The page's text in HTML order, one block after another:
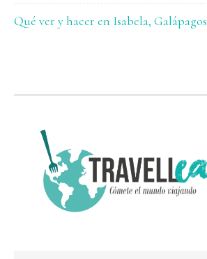
Qué ver y hacer en Isabela, Galápagos
FOOTER